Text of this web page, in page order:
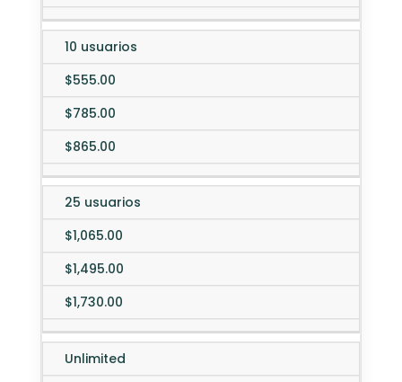
10 usuarios
$555.00
$785.00
$865.00
25 usuarios
$1,065.00
$1,495.00
$1,730.00
Unlimited